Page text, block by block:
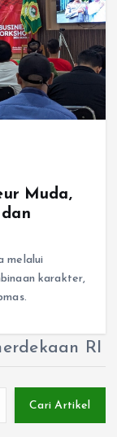
Muda,
melalui
karakter,
RI
Cari Artikel